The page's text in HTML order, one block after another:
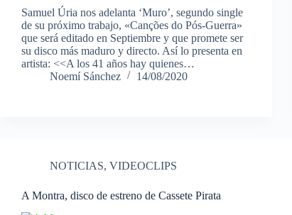
Samuel Úria nos adelanta ‘Muro’, segundo single
de su próximo trabajo, «Canções do Pós-Guerra»
que será editado en Septiembre y que promete ser
su disco más maduro y directo. Así lo presenta en
artista: <<A los 41 años hay quienes…
Noemí Sánchez
14/08/2020
NOTICIAS, VIDEOCLIPS
A Montra, disco de estreno de Cassete Pirata